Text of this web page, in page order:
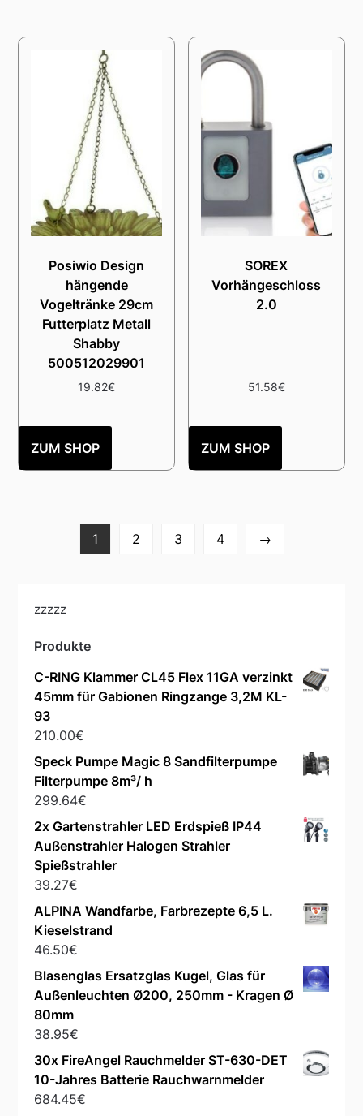
Posiwio Design
hängende
Vogeltränke 29cm
Futterplatz Metall
Shabby
500512029901
19.82€
ZUM SHOP
SOREX
Vorhängeschloss
2.0
51.58€
ZUM SHOP
1 2 3 4 →
zzzzz
Produkte
C-RING Klammer CL45 Flex 11GA verzinkt
45mm für Gabionen Ringzange 3,2M KL-
93
210.00€
Speck Pumpe Magic 8 Sandfilterpumpe
Filterpumpe 8m³/ h
299.64€
2x Gartenstrahler LED Erdspieß IP44
Außenstrahler Halogen Strahler
Spießstrahler
39.27€
ALPINA Wandfarbe, Farbrezepte 6,5 L.
Kieselstrand
46.50€
Blasenglas Ersatzglas Kugel, Glas für
Außenleuchten Ø200, 250mm - Kragen Ø
80mm
38.95€
30x FireAngel Rauchmelder ST-630-DET
10-Jahres Batterie Rauchwarnmelder
684.45€